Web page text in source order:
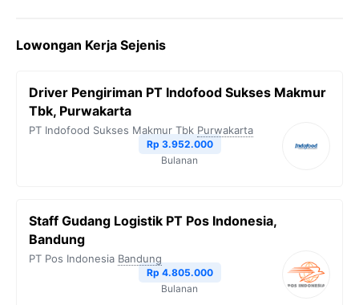
e
o
o
t
e
e
r
a
t
A
p
y
i
k
Lowongan Kerja Sejenis
Driver Pengiriman PT Indofood Sukses Makmur
Tbk, Purwakarta
PT Indofood Sukses Makmur Tbk Purwakarta
Rp 3.952.000
Bulanan
Staff Gudang Logistik PT Pos Indonesia,
Bandung
PT Pos Indonesia Bandung
Rp 4.805.000
Bulanan